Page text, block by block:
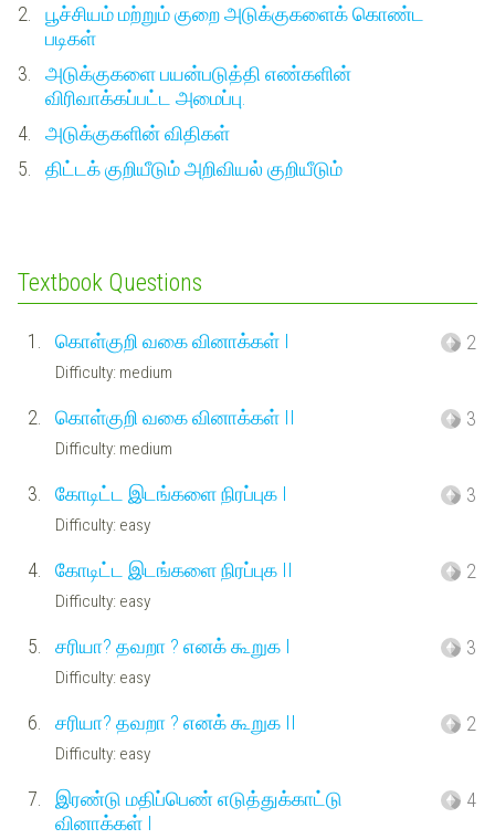
2.
பூச்சியம் மற்றும் குறை அடுக்குகளைக் கொண்ட
படிகள்
3.
அடுக்குகளை பயன்படுத்தி எண்களின்
விரிவாக்கப்பட்ட அமைப்பு.
4.
அடுக்குகளின் விதிகள்
5.
திட்டக் குறியீடும் அறிவியல் குறியீடும்
Textbook Questions
1. கொள்குறி வகை வினாக்கள் I
Difficulty: medium
2
2. கொள்குறி வகை வினாக்கள் II
Difficulty: medium
3
3. கோடிட்ட இடங்களை நிரப்புக I
Difficulty: easy
3
4. கோடிட்ட இடங்களை நிரப்புக II
Difficulty: easy
2
5. சரியா? தவறா ? எனக் கூறுக I
Difficulty: easy
3
6. சரியா? தவறா ? எனக் கூறுக II
Difficulty: easy
2
7.
இரண்டு மதிப்பெண் எடுத்துக்காட்டு
வினாக்கள் I
4